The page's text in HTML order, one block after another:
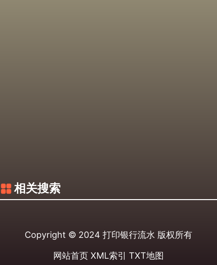
相关搜索
Copyright © 2024 打印银行流水 版权所有
网站首页 XML索引 TXT地图